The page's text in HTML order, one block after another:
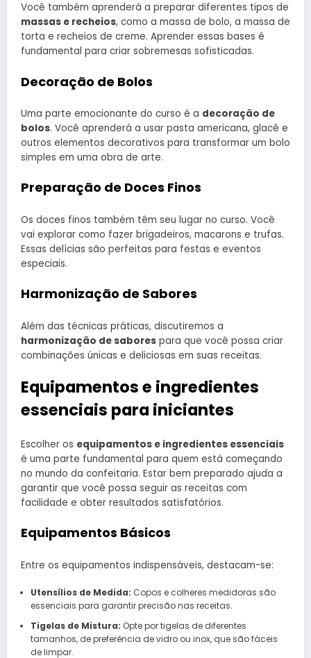
Você também aprenderá a preparar diferentes tipos de
massas e recheios, como a massa de bolo, a massa de
torta e recheios de creme. Aprender essas bases é
fundamental para criar sobremesas sofisticadas.
Decoração de Bolos
Uma parte emocionante do curso é a decoração de
bolos. Você aprenderá a usar pasta americana, glacê e
outros elementos decorativos para transformar um bolo
simples em uma obra de arte.
Preparação de Doces Finos
Os doces finos também têm seu lugar no curso. Você
vai explorar como fazer brigadeiros, macarons e trufas.
Essas delícias são perfeitas para festas e eventos
especiais.
Harmonização de Sabores
Além das técnicas práticas, discutiremos a
harmonização de sabores para que você possa criar
combinações únicas e deliciosas em suas receitas.
Equipamentos e ingredientes
essenciais para iniciantes
Escolher os equipamentos e ingredientes essenciais
é uma parte fundamental para quem está começando
no mundo da confeitaria. Estar bem preparado ajuda a
garantir que você possa seguir as receitas com
facilidade e obter resultados satisfatórios.
Equipamentos Básicos
Entre os equipamentos indispensáveis, destacam-se:
Utensílios de Medida: Copos e colheres medidoras são
essenciais para garantir precisão nas receitas.
Tigelas de Mistura: Opte por tigelas de diferentes
tamanhos, de preferência de vidro ou inox, que são fáceis
de limpar.